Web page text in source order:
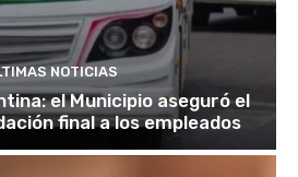
NOTICIAS
el Municipio aseguró el
final a los empleados